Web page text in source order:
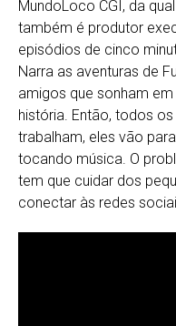
MundoLoco CGI, da
também é produtor
episódios de cinco
Narra as aventuras de
amigos que sonham
história. Então, todos
trabalham, eles vão
tocando música. O
tem que cuidar dos
conectar às redes